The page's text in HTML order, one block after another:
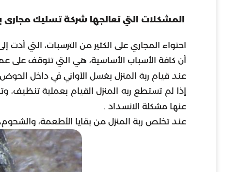
المشكلات التي تعالجها شركة تسليك
احتواء المجاري على الكثير من الترسبات، التي
أن كافة الأسباب الأساسية، هي التي تتوقف على
عند قيام ربة المنزل بغسل الأواني في داخل
إذا لم تستطع ربه المنزل القيام بعملية تنظيف،
عنها مشكلة الانسداد .
عند تخلص ربة المنزل من بقايا الأطعمة،